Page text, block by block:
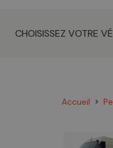
CHOISISSEZ VOTRE
Accueil chevron_right